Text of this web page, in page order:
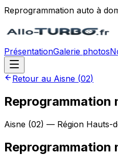
Reprogrammation auto à
PrésentationGalerie photos
Retour au Aisne (02)
Reprogrammation
Aisne (02) — Région Hauts-
Reprogrammation